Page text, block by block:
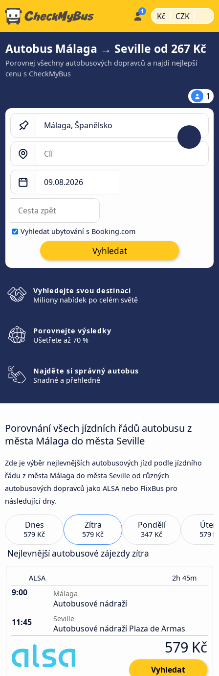
Kč | CZK |
Autobus Málaga → Seville od 267 Kč
Porovnej všechny autobusových dopravců a najdi nejlepší
cenu s CheckMyBus
1
Vyhledat ubytování s Booking.com
Vyhledat
Vyhledejte svou destinaci
Miliony nabídek po celém světě
Porovnejte výsledky
Ušetřete až 70 %
Najděte si správný autobus
Snadné a přehledné
Porovnání všech jízdních řádů autobusu z
města Málaga do města Seville
Zde je výběr nejlevnějších autobusových jízd podle jízdního
řádu z města Málaga do města Seville od různých
autobusových dopravců jako ALSA nebo FlixBus pro
následující dny.
Dnes
579 Kč
Zítra
579 Kč
Pondělí
347 Kč 579
Nejlevnější autobusové zájezdy zítra
ALSA 2h 45m
9:00 Málaga
Autobusové nádraží
11:45
Seville
Autobusové nádraží Plaza de Armas
579 Kč
Vyhledat